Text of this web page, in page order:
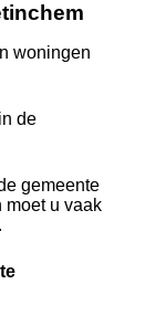
woningen
de
gemeente
moet u vaak